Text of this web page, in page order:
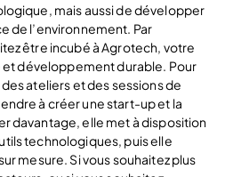
mais aussi de développer
de l’environnement. Par
être incubé à Agrotech, votre
développement durable. Pour
ateliers et des sessions de
à créer une start-up et la
davantage, elle met à disposition
technologiques, puis elle
mesure. Si vous souhaitez plus